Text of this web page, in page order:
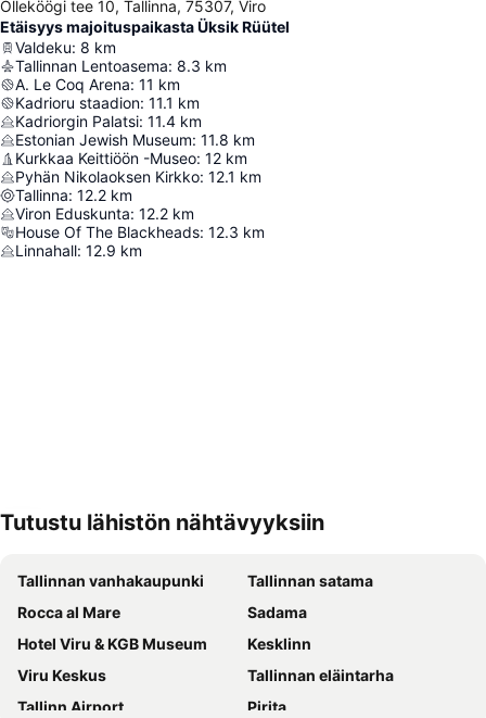
Õlleköögi tee 10, Tallinna, 75307, Viro
Etäisyys majoituspaikasta Üksik Rüütel
Valdeku: 8 km
Tallinnan Lentoasema: 8.3 km
A. Le Coq Arena: 11 km
Kadrioru staadion: 11.1 km
Kadriorgin Palatsi: 11.4 km
Estonian Jewish Museum: 11.8 km
Kurkkaa Keittiöön -Museo: 12 km
Pyhän Nikolaoksen Kirkko: 12.1 km
Tallinna: 12.2 km
Viron Eduskunta: 12.2 km
House Of The Blackheads: 12.3 km
Linnahall: 12.9 km
Tutustu lähistön nähtävyyksiin
Tallinnan vanhakaupunki
Tallinnan satama
Rocca al Mare
Sadama
Hotel Viru & KGB Museum
Kesklinn
Viru Keskus
Tallinnan eläintarha
Tallinn Airport
Pirita